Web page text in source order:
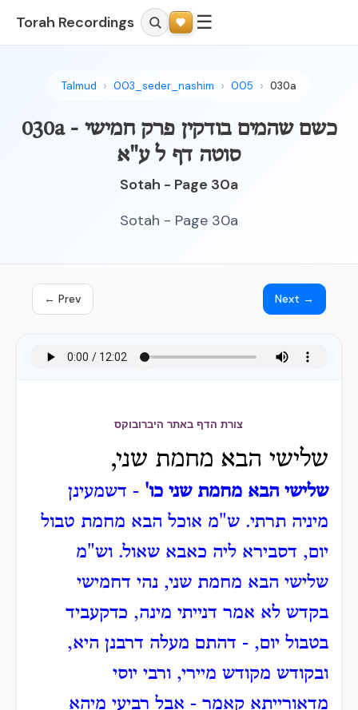
Torah Recordings ☰
Talmud 003_seder_nashim 005 030a
030a - כשם שהמים בודקין פרק חמישי
סוטה דף ל ע"א
Sotah - Page 30a
Sotah - Page 30a
← Prev Next →
צורת הדף באתר היברובוקס
שלישי הבא מחמת שני,
שלישי הבא מחמת שני כו' - דשמעינן
מיניה תרתי. ש"מ אוכל הבא מחמת טבול
יום, דסבירא ליה כאבא שאול. וש"מ
שלישי הבא מחמת שני, נהי דחמישי
בקדש לא אמר דנייתי מינה, כדקעביד
בטבול יום, - דהתם מעלה דרבנן היא,
ובקודש מקודש מיירי, ורבי יוסי
מדאורייתא קאמר - אבל רביעי מיהא